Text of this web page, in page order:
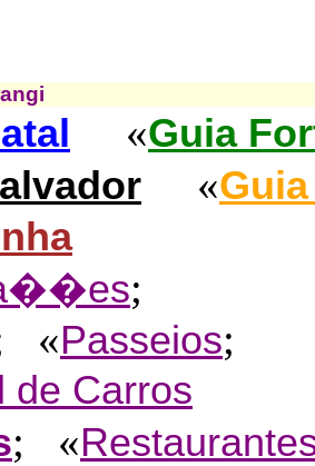
«Guia
«
;
«Passeios;
de Carros
; «